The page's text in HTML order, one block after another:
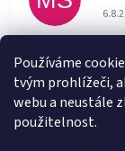
Používáme
tvým prohlížeči,
webu a neustále
použitelnost.
AT